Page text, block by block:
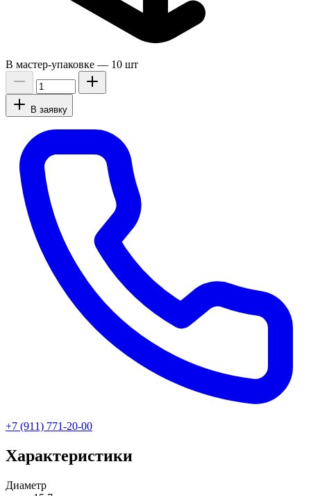
В мастер-упаковке — 10 шт
В заявку
+7 (911) 771-20-00
Характеристики
Диаметр